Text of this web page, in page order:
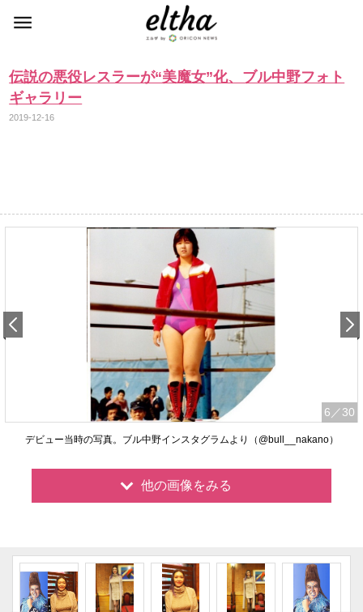
伝説の悪役レスラーが“美魔女”化、ブル中野フォト
ギャラリー
2019-12-16
6 ／30
デビュー当時の写真。ブル中野インスタグラムより（@bull__nakano）
他の画像をみる